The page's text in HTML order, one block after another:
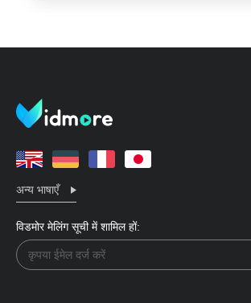
अन्य भाषाएँ
विडमोर मेलिंग सूची में शामिल हों: